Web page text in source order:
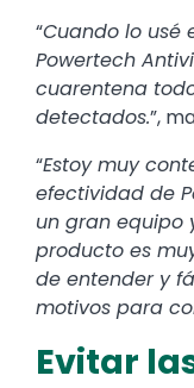
“Cuando lo usé
Powertech
cuarentena
detectados.”,
“Estoy muy
efectividad de
un gran equipo
producto es
de entender y
motivos para
Evitar